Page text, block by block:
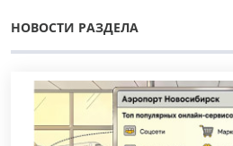
НОВОСТИ РАЗДЕЛА